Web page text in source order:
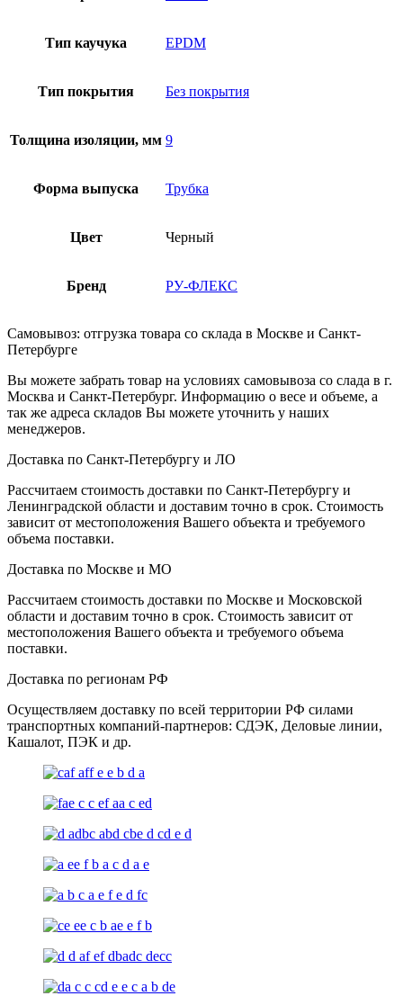
Тип каучука EPDM
Тип покрытия Без покрытия
Толщина изоляции, мм 9
Форма выпуска Трубка
Цвет Черный
Бренд РУ-ФЛЕКС
Самовывоз: отгрузка товара со склада в Москве и Санкт-
Петербурге
Вы можете забрать товар на условиях самовывоза со слада в г.
Москва и Санкт-Петербург. Информацию о весе и объеме, а
так же адреса складов Вы можете уточнить у наших
менеджеров.
Доставка по Санкт-Петербургу и ЛО
Рассчитаем стоимость доставки по Санкт-Петербургу и
Ленинградской области и доставим точно в срок. Стоимость
зависит от местоположения Вашего объекта и требуемого
объема поставки.
Доставка по Москве и МО
Рассчитаем стоимость доставки по Москве и Московской
области и доставим точно в срок. Стоимость зависит от
местоположения Вашего объекта и требуемого объема
поставки.
Доставка по регионам РФ
Осуществляем доставку по всей территории РФ силами
транспортных компаний-партнеров: СДЭК, Деловые линии,
Кашалот, ПЭК и др.